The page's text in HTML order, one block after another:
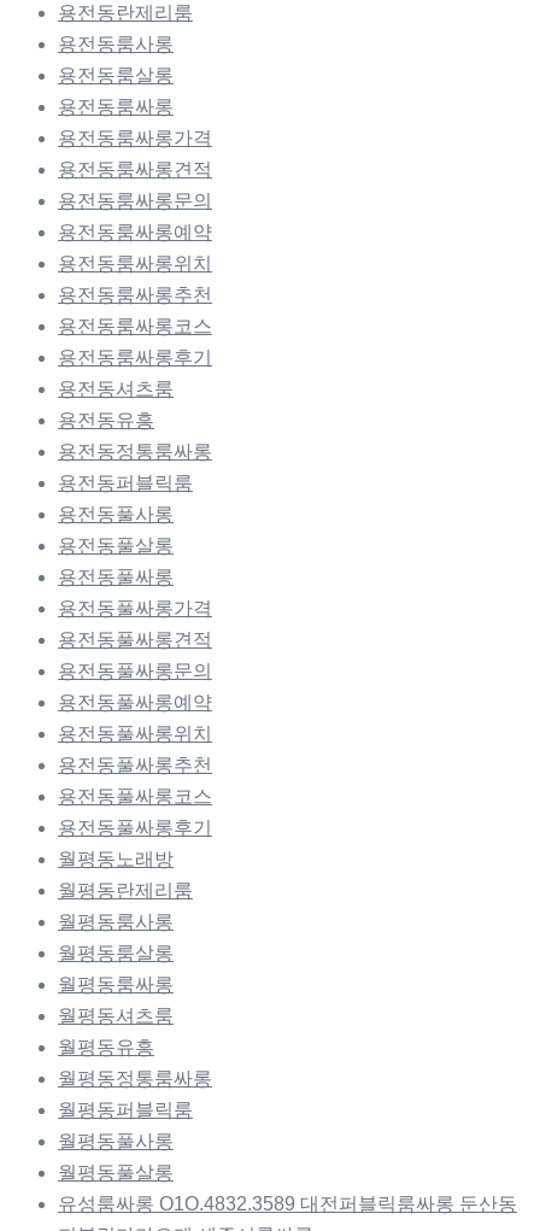
용전동란제리룸
용전동룸사롱
용전동룸살롱
용전동룸싸롱
용전동룸싸롱가격
용전동룸싸롱견적
용전동룸싸롱문의
용전동룸싸롱예약
용전동룸싸롱위치
용전동룸싸롱추천
용전동룸싸롱코스
용전동룸싸롱후기
용전동셔츠룸
용전동유흥
용전동정통룸싸롱
용전동퍼블릭룸
용전동풀사롱
용전동풀살롱
용전동풀싸롱
용전동풀싸롱가격
용전동풀싸롱견적
용전동풀싸롱문의
용전동풀싸롱예약
용전동풀싸롱위치
용전동풀싸롱추천
용전동풀싸롱코스
용전동풀싸롱후기
월평동노래방
월평동란제리룸
월평동룸사롱
월평동룸살롱
월평동룸싸롱
월평동셔츠룸
월평동유흥
월평동정통룸싸롱
월평동퍼블릭룸
월평동풀사롱
월평동풀살롱
유성룸싸롱 O1O.4832.3589 대전퍼블릭룸싸롱 둔산동